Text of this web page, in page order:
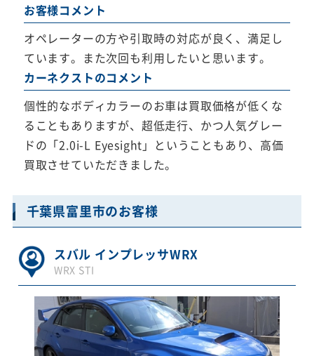
お客様コメント
オペレーターの方や引取時の対応が良く、満足し
ています。また次回も利用したいと思います。
カーネクストのコメント
個性的なボディカラーのお車は買取価格が低くな
ることもありますが、超低走行、かつ人気グレー
ドの「2.0i-L Eyesight」ということもあり、高価
買取させていただきました。
千葉県富里市のお客様
スバル インプレッサWRX
WRX STI